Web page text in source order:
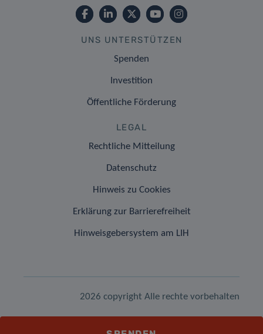
UNS UNTERSTÜTZEN
Spenden
Investition
Öffentliche Förderung
LEGAL
Rechtliche Mitteilung
Datenschutz
Hinweis zu Cookies
Erklärung zur Barrierefreiheit
Hinweisgebersystem am LIH
2026 copyright Alle rechte vorbehalten